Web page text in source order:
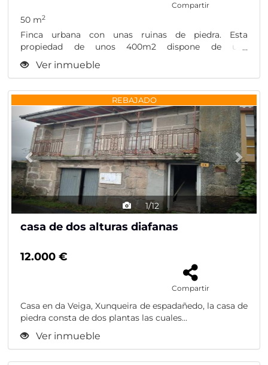
Compartir
50 m2
Finca urbana con unas ruinas de piedra. Esta
propiedad de unos 400m2 dispone de una
construcción...
Ver inmueble
REBAJADO
1/12
Previous
casa de dos alturas diafanas
12.000 €
Compartir
Casa en da Veiga, Xunqueira de espadañedo, la casa de
piedra consta de dos plantas las cuales...
Ver inmueble